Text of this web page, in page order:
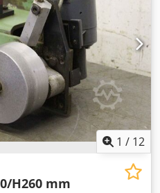
1 / 12
H260 mm